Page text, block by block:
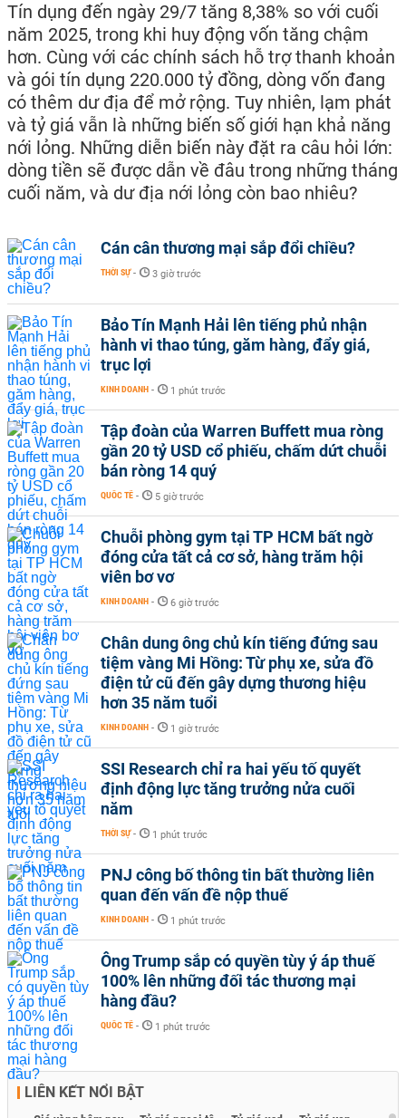
Tín dụng đến ngày 29/7 tăng 8,38% so với cuối
năm 2025, trong khi huy động vốn tăng chậm
hơn. Cùng với các chính sách hỗ trợ thanh khoản
và gói tín dụng 220.000 tỷ đồng, dòng vốn đang
có thêm dư địa để mở rộng. Tuy nhiên, lạm phát
và tỷ giá vẫn là những biến số giới hạn khả năng
nới lỏng. Những diễn biến này đặt ra câu hỏi lớn:
dòng tiền sẽ được dẫn về đâu trong những tháng
cuối năm, và dư địa nới lỏng còn bao nhiêu?
Cán cân thương mại sắp đổi chiều?
THỜI SỰ - 3 giờ trước
Bảo Tín Mạnh Hải lên tiếng phủ nhận
hành vi thao túng, găm hàng, đẩy giá,
trục lợi
KINH DOANH - 1 phút trước
Tập đoàn của Warren Buffett mua ròng
gần 20 tỷ USD cổ phiếu, chấm dứt chuỗi
bán ròng 14 quý
QUỐC TẾ - 5 giờ trước
Chuỗi phòng gym tại TP HCM bất ngờ
đóng cửa tất cả cơ sở, hàng trăm hội
viên bơ vơ
KINH DOANH - 6 giờ trước
Chân dung ông chủ kín tiếng đứng sau
tiệm vàng Mi Hồng: Từ phụ xe, sửa đồ
điện tử cũ đến gây dựng thương hiệu
hơn 35 năm tuổi
KINH DOANH - 1 giờ trước
SSI Research chỉ ra hai yếu tố quyết
định động lực tăng trưởng nửa cuối
năm
THỜI SỰ - 1 phút trước
PNJ công bố thông tin bất thường liên
quan đến vấn đề nộp thuế
KINH DOANH - 1 phút trước
Ông Trump sắp có quyền tùy ý áp thuế
100% lên những đối tác thương mại
hàng đầu?
QUỐC TẾ - 1 phút trước
LIÊN KẾT NỔI BẬT